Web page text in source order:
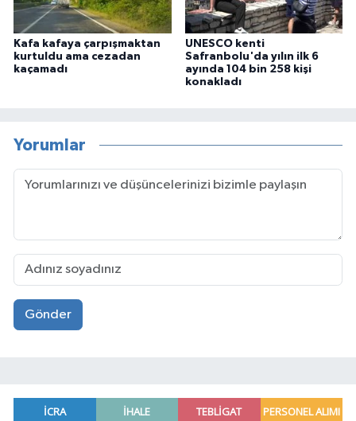
Kafa kafaya çarpışmaktan
kurtuldu ama cezadan
kaçamadı
UNESCO kenti
Safranbolu'da yılın ilk 6
ayında 104 bin 258 kişi
konakladı
Yorumlar
Gönder